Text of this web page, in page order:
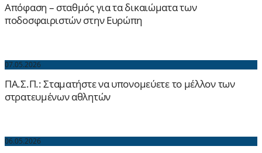
Απόφαση – σταθμός για τα δικαιώματα των
ποδοσφαιριστών στην Ευρώπη
07.05.2026
ΠΑ.Σ.Π.: Σταματήστε να υπονομεύετε το μέλλον των
στρατευμένων αθλητών
06.05.2026